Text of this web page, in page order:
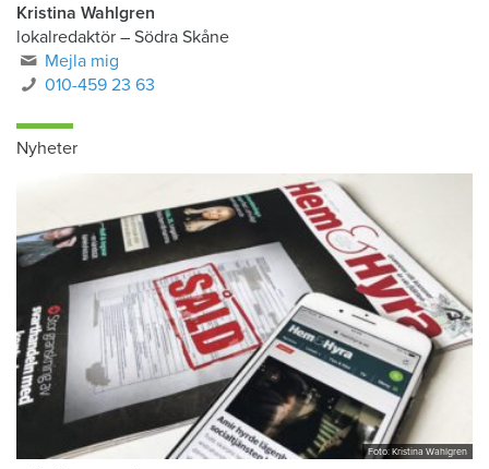
Kristina Wahlgren
lokalredaktör – Södra Skåne
Mejla mig
010-459 23 63
Nyheter
Foto: Kristina Wahlgren